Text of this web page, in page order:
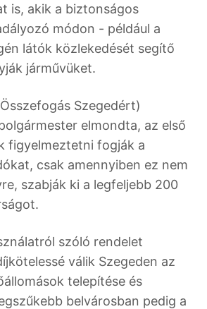
is, akik a biztonságos
módon - például a
látók közlekedését segítő
járművüket.
Szegedért)
elmondta, az első
figyelmeztetni fogják a
csak amennyiben ez nem
szabják ki a legfeljebb 200
szóló rendelet
válik Szegeden az
telepítése és
belvárosban pedig a